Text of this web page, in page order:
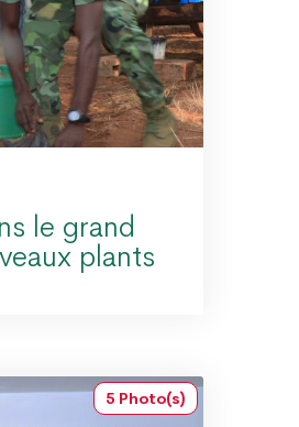
le grand
plants
5 Photo(s)